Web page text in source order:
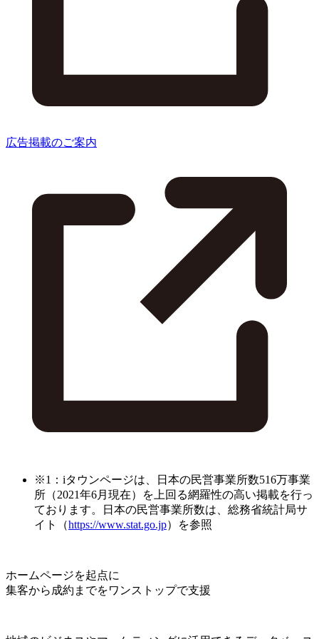
広告掲載のご案内
※1：iタウンページは、日本の民営事業所数516万事業
所（2021年6月現在）を上回る網羅性の高い掲載を行っ
ております。日本の民営事業所数は、総務省統計局サ
イト（https://www.stat.go.jp）を参照
ホームページを起点に
集客から成約までをワンストップで支援